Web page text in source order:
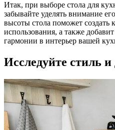
Итак, при выборе стола для
забывайте уделять внимание
высоты стола поможет создать
использования, а также
гармонии в интерьер вашей
Исследуйте стиль и